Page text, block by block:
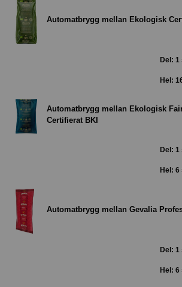
Automatbrygg mellan Ekologisk
Del: 1
Hel:
Automatbrygg mellan Ekologisk
Certifierat BKI
Del: 1
Hel: 6
Automatbrygg mellan Gevalia
Del: 1
Hel: 6